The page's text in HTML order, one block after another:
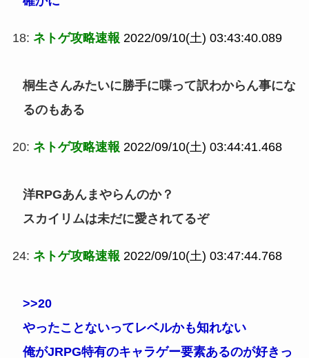
18: ネトゲ攻略速報 2022/09/10(土) 03:43:40.089
桐生さんみたいに勝手に喋って訳わからん事にな
るのもある
20: ネトゲ攻略速報 2022/09/10(土) 03:44:41.468
洋RPGあんまやらんのか？
スカイリムは未だに愛されてるぞ
24: ネトゲ攻略速報 2022/09/10(土) 03:47:44.768
>>20
やったことないってレベルかも知れない
俺がJRPG特有のキャラゲー要素あるのが好きっ